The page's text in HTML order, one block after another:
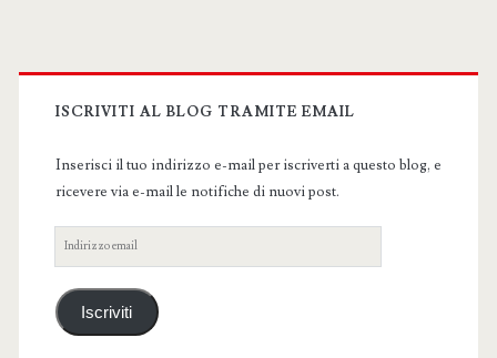
Primary
Sidebar
ISCRIVITI AL BLOG TRAMITE EMAIL
Inserisci il tuo indirizzo e-mail per iscriverti a questo blog, e
ricevere via e-mail le notifiche di nuovi post.
Indirizzo
email
Iscriviti